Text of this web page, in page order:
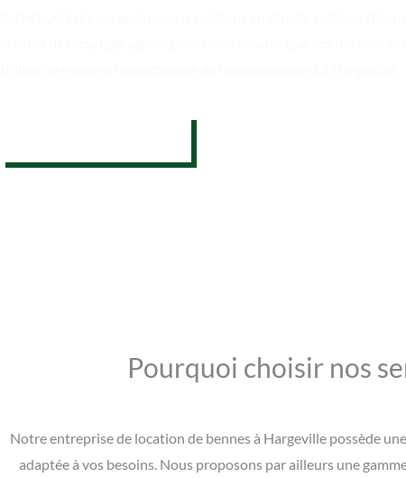
déchets. C’est pourquoi nous travaillons en étroite collaboration
Pourquoi choisir nos
Notre entreprise de location de bennes à Hargeville possède
adaptée à vos besoins. Nous proposons par ailleurs une